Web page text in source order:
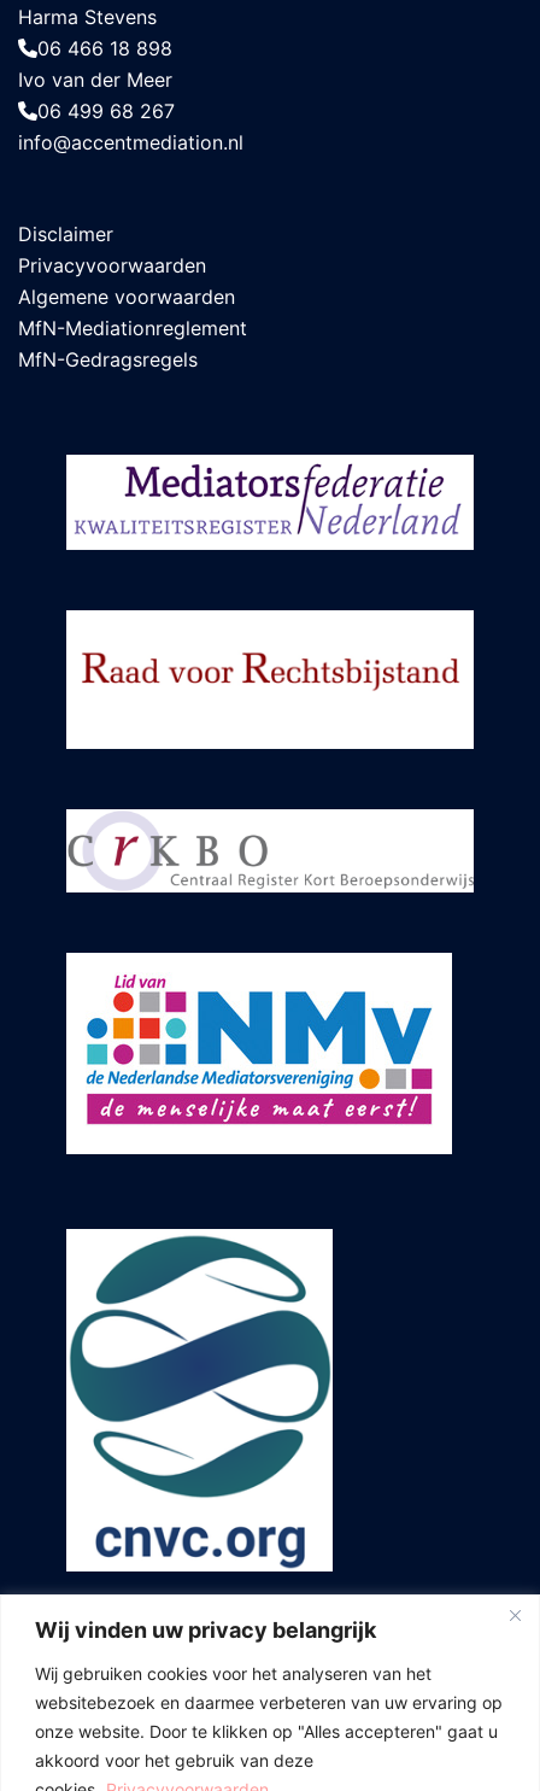
Wij vinden uw privacy belangrijk
Wij gebruiken cookies voor het analyseren van het
websitebezoek en daarmee verbeteren van uw ervaring op
onze website. Door te klikken op "Alles accepteren" gaat u
akkoord voor het gebruik van deze
Harma Stevens
06 466 18 898
Ivo van der Meer
06 499 68 267
info@accentmediation.nl
Disclaimer
Privacyvoorwaarden
Algemene voorwaarden
MfN-Mediationreglement
MfN-Gedragsregels